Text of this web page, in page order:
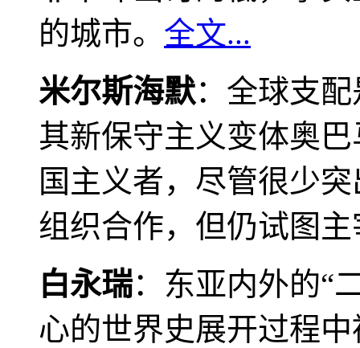
的城市。 全文...
米尔斯海默：全球支
其新保守主义变体奥
国主义者，尽管很少
组织合作，但仍试图
白永瑞：东亚内外的“
心的世界史展开过程